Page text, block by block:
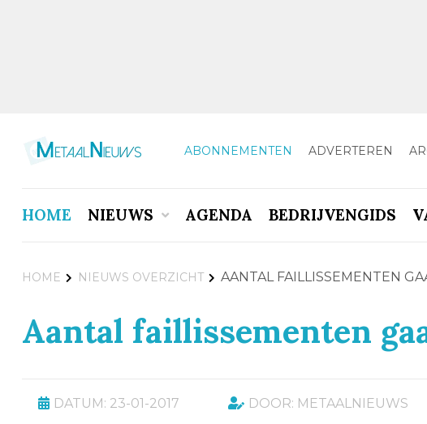
ABONNEMENTEN ADVERTEREN
HOME NIEUWS AGENDA BEDRIJVENGIDS
HOME NIEUWS OVERZICHT AANTAL FAILLISSEMENTEN
Aantal faillissementen
DATUM: 23-01-2017 DOOR: METAALNIEUWS